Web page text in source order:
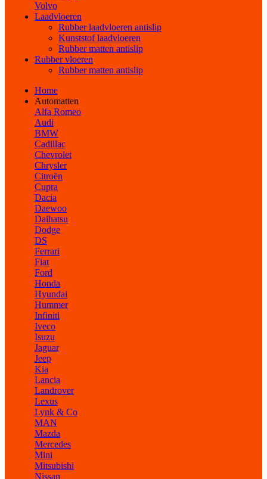
Volvo
Laadvloeren
Rubber laadvloeren antislip
Kunststof laadvloeren
Rubber matten antislip
Rubber vloeren
Rubber matten antislip
Home
Automatten
Alfa Romeo
Audi
BMW
Cadillac
Chevrolet
Chrysler
Citroën
Cupra
Dacia
Daewoo
Daihatsu
Dodge
DS
Ferrari
Fiat
Ford
Honda
Hyundai
Hummer
Infiniti
Iveco
Isuzu
Jaguar
Jeep
Kia
Lancia
Landrover
Lexus
Lynk & Co
MAN
Mazda
Mercedes
Mini
Mitsubishi
Nissan